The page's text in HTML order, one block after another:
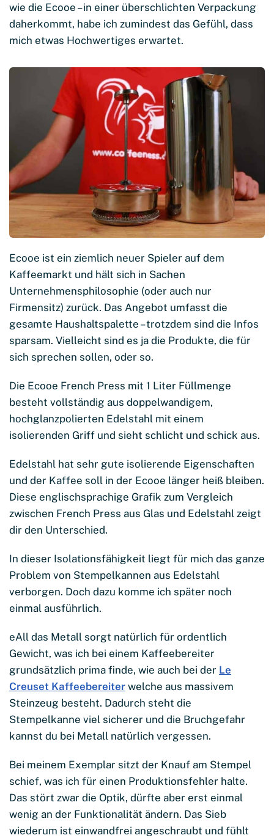
wie die Ecooe – in einer überschlichten Verpackung
daherkommt, habe ich zumindest das Gefühl, dass
mich etwas Hochwertiges erwartet.
Ecooe ist ein ziemlich neuer Spieler auf dem
Kaffeemarkt und hält sich in Sachen
Unternehmensphilosophie (oder auch nur
Firmensitz) zurück. Das Angebot umfasst die
gesamte Haushaltspalette – trotzdem sind die Infos
sparsam. Vielleicht sind es ja die Produkte, die für
sich sprechen sollen, oder so.
Die Ecooe French Press mit 1 Liter Füllmenge
besteht vollständig aus doppelwandigem,
hochglanzpolierten Edelstahl mit einem
isolierenden Griff und sieht schlicht und schick aus.
Edelstahl hat sehr gute isolierende Eigenschaften
und der Kaffee soll in der Ecooe länger heiß bleiben.
Diese englischsprachige Grafik zum Vergleich
zwischen French Press aus Glas und Edelstahl zeigt
dir den Unterschied.
In dieser Isolationsfähigkeit liegt für mich das ganze
Problem von Stempelkannen aus Edelstahl
verborgen. Doch dazu komme ich später noch
einmal ausführlich.
eAll das Metall sorgt natürlich für ordentlich
Gewicht, was ich bei einem Kaffeebereiter
grundsätzlich prima finde, wie auch bei der Le
Creuset Kaffeebereiter welche aus massivem
Steinzeug besteht. Dadurch steht die
Stempelkanne viel sicherer und die Bruchgefahr
kannst du bei Metall natürlich vergessen.
Bei meinem Exemplar sitzt der Knauf am Stempel
schief, was ich für einen Produktionsfehler halte.
Das stört zwar die Optik, dürfte aber erst einmal
wenig an der Funktionalität ändern. Das Sieb
wiederum ist einwandfrei angeschraubt und fühlt